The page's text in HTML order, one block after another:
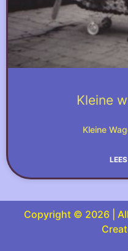
Kleine
Kleine
Copyright © 2026 |